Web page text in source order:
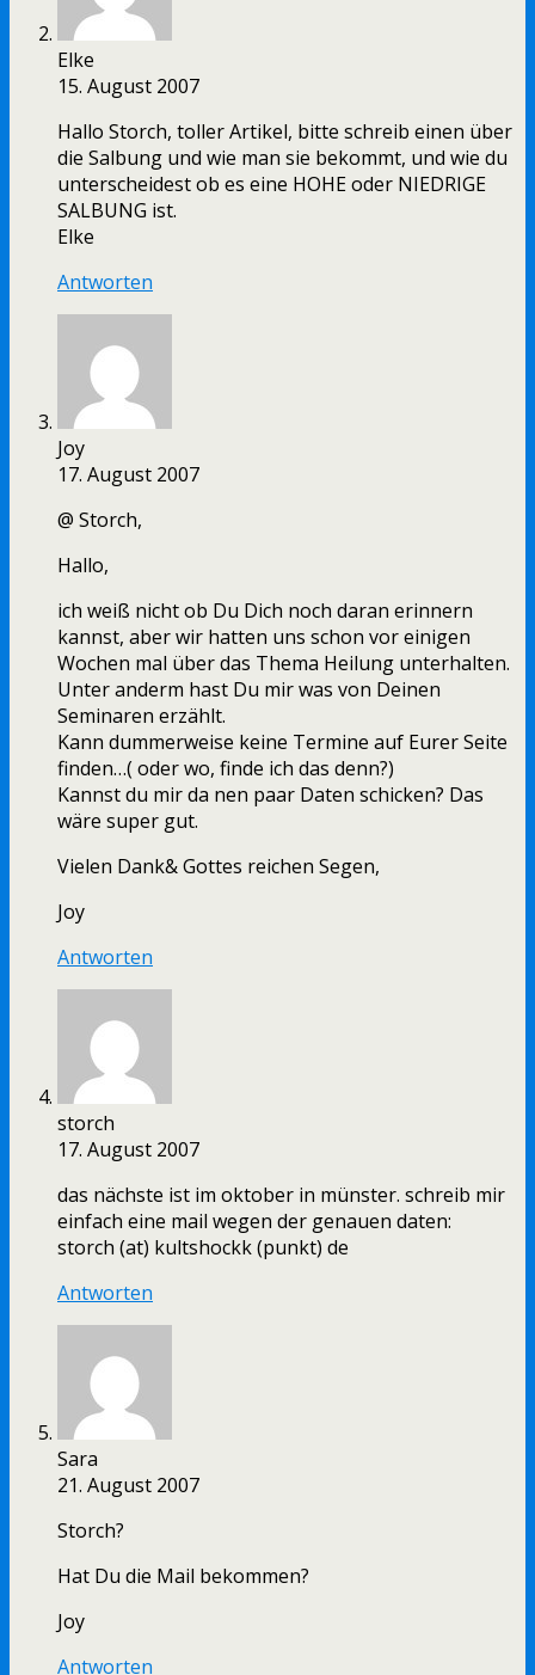
Elke
15. August 2007
Hallo Storch, toller Artikel, bitte schreib einen über
die Salbung und wie man sie bekommt, und wie du
unterscheidest ob es eine HOHE oder NIEDRIGE
SALBUNG ist.
Elke
Antworten
Joy
17. August 2007
@ Storch,
Hallo,
ich weiß nicht ob Du Dich noch daran erinnern
kannst, aber wir hatten uns schon vor einigen
Wochen mal über das Thema Heilung unterhalten.
Unter anderm hast Du mir was von Deinen
Seminaren erzählt.
Kann dummerweise keine Termine auf Eurer Seite
finden…( oder wo, finde ich das denn?)
Kannst du mir da nen paar Daten schicken? Das
wäre super gut.
Vielen Dank& Gottes reichen Segen,
Joy
Antworten
storch
17. August 2007
das nächste ist im oktober in münster. schreib mir
einfach eine mail wegen der genauen daten:
storch (at) kultshockk (punkt) de
Antworten
Sara
21. August 2007
Storch?
Hat Du die Mail bekommen?
Joy
Antworten